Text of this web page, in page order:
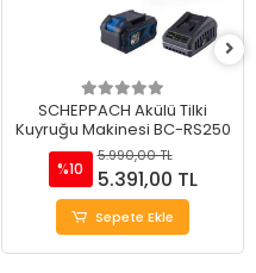
SCHEPPACH Akülü Tilki
Kuyruğu Makinesi BC-RS250
%10
5.990,00 TL
5.391,00 TL
Sepete Ekle